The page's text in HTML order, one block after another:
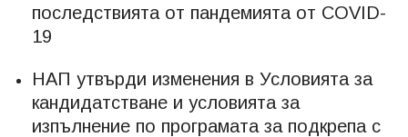
последствията от пандемията от COVID-
19
НАП утвърди изменения в Условията за
кандидатстване и условията за
изпълнение по програмата за подкрепа с